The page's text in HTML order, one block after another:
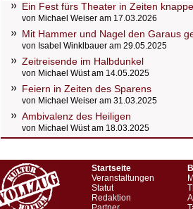
Ein Fest fürs Theater in Zeiten
von Michael Weiser am 17.03.2026
Mit Hammer und Nagel den Garaus
von Isabel Winklbauer am 29.05.2025
Zeitreisende im Halbdunkel
von Michael Wüst am 14.05.2025
Feiern in Zeiten des Sparens
von Michael Weiser am 31.03.2025
Ambivalenz des Heiligen
von Michael Wüst am 18.03.2025
Startseite
Veranstaltungen
Statut
Redaktion